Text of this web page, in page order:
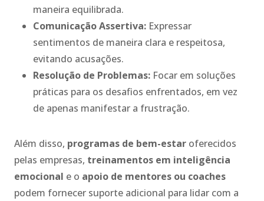
maneira equilibrada.
Comunicação Assertiva: Expressar
sentimentos de maneira clara e respeitosa,
evitando acusações.
Resolução de Problemas: Focar em soluções
práticas para os desafios enfrentados, em vez
de apenas manifestar a frustração.
Além disso, programas de bem-estar oferecidos
pelas empresas, treinamentos em inteligência
emocional e o apoio de mentores ou coaches
podem fornecer suporte adicional para lidar com a